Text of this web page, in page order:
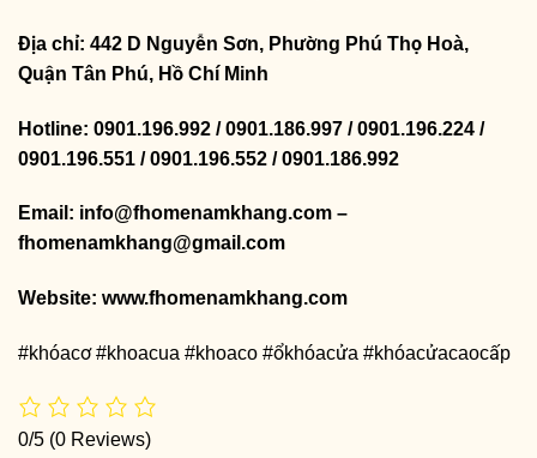
Địa chỉ: 442 D Nguyễn Sơn, Phường Phú Thọ Hoà,
Quận Tân Phú, Hồ Chí Minh
Hotline: 0901.196.992 / 0901.186.997 / 0901.196.224 /
0901.196.551 / 0901.196.552 / 0901.186.992
Email: info@fhomenamkhang.com –
fhomenamkhang@gmail.com
Website: www.fhomenamkhang.com
#khóacơ #khoacua #khoaco #ổkhóacửa #khóacửacaocấp
0/5 (0 Reviews)